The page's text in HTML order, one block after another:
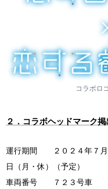
コラボロ
２．コラボヘッドマー
運行期間 ２０２４年７月
日（月・休）（予定）
車両番号 ７２３号車